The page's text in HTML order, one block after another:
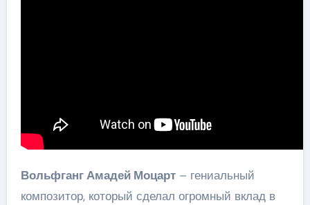
Вольфганг Амадей Моцарт– гениальный
композитор, который сделал огромный вклад в